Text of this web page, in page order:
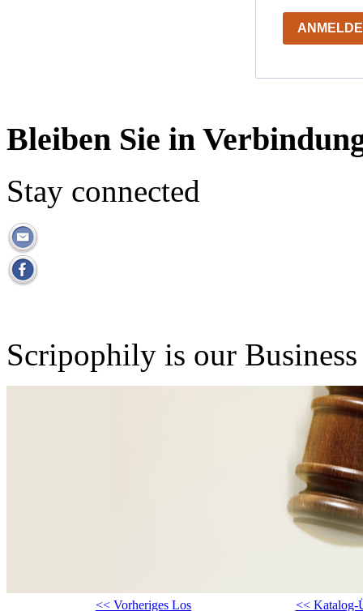
Bleiben Sie in
Stay connected
Scripophily is our
<< Vorheriges Los
<< Katalog-